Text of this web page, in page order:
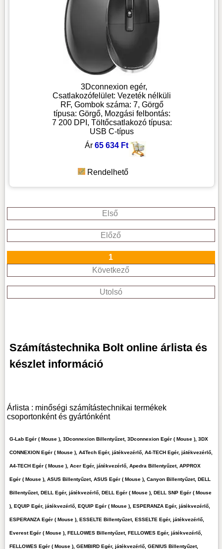
3Dconnexion egér,
Csatlakozófelület: Vezeték nélküli
RF, Gombok száma: 7, Görgő
típusa: Görgő, Mozgási felbontás:
7 200 DPI, Töltőcsatlakozó típusa:
USB C-típus
Ár 65 634 Ft
Rendelhető
Első
Előző
1
Következő
Utolsó
Számítástechnika Bolt online árlista és
készlet információ
Árlista : minőségi számítástechnikai termékek
csoportonként és gyártónként
G-Lab Egér ( Mouse ), 3Dconnexion Billentyűzet, 3Dconnexion Egér ( Mouse ), 3DX
CONNEXION Egér ( Mouse ), A4Tech Egér, játékvezérlő, A4-TECH Egér, játékvezérlő,
A4-TECH Egér ( Mouse ), Acer Egér, játékvezérlő, Apedra Billentyűzet, APPROX
Egér ( Mouse ), ASUS Billentyűzet, ASUS Egér ( Mouse ), Canyon Billentyűzet, DELL
Billentyűzet, DELL Egér, játékvezérlő, DELL Egér ( Mouse ), DELL SNP Egér ( Mouse
), EQUIP Egér, játékvezérlő, EQUIP Egér ( Mouse ), ESPERANZA Egér, játékvezérlő,
ESPERANZA Egér ( Mouse ), ESSELTE Billentyűzet, ESSELTE Egér, játékvezérlő,
Everest Egér ( Mouse ), FELLOWES Billentyűzet, FELLOWES Egér, játékvezérlő,
FELLOWES Egér ( Mouse ), GEMBIRD Egér, játékvezérlő, GENIUS Billentyűzet,